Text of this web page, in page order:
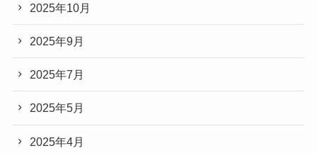
2025年10月
2025年9月
2025年7月
2025年5月
2025年4月